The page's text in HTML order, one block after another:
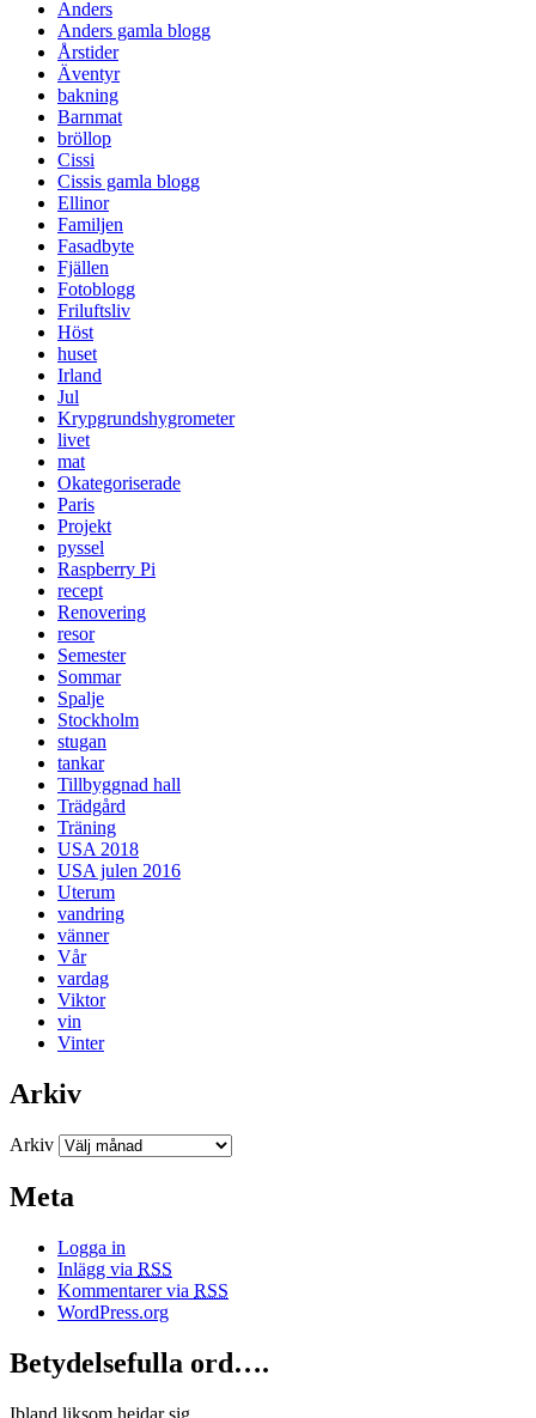
Anders
Anders gamla blogg
Årstider
Äventyr
bakning
Barnmat
bröllop
Cissi
Cissis gamla blogg
Ellinor
Familjen
Fasadbyte
Fjällen
Fotoblogg
Friluftsliv
Höst
huset
Irland
Jul
Krypgrundshygrometer
livet
mat
Okategoriserade
Paris
Projekt
pyssel
Raspberry Pi
recept
Renovering
resor
Semester
Sommar
Spalje
Stockholm
stugan
tankar
Tillbyggnad hall
Trädgård
Träning
USA 2018
USA julen 2016
Uterum
vandring
vänner
Vår
vardag
Viktor
vin
Vinter
Arkiv
Arkiv
Meta
Logga in
Inlägg via RSS
Kommentarer via RSS
WordPress.org
Betydelsefulla ord….
Ibland liksom hejdar sig